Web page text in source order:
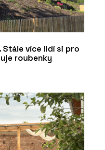
Stále více lidí si pro
roubenky